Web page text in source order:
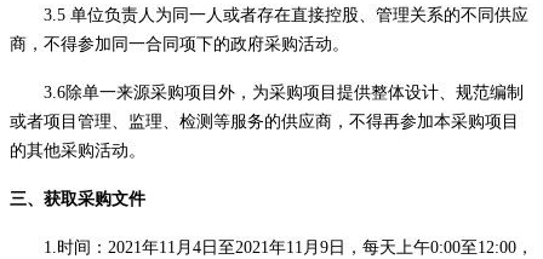
3.5 单位负责人为同一人或者存在直接控股、管理关系的不同供应
商，不得参加同一合同项下的政府采购活动。
3.6除单一来源采购项目外，为采购项目提供整体设计、规范编制
或者项目管理、监理、检测等服务的供应商，不得再参加本采购项目
的其他采购活动。
三、获取采购文件
1.时间：2021年11月4日至2021年11月9日，每天上午0:00至12:00，